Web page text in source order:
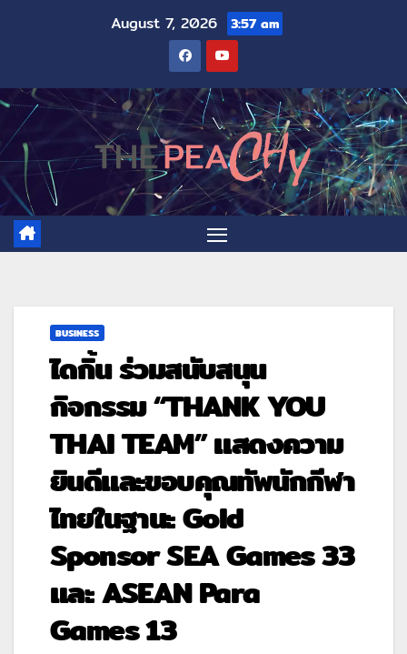
August 7, 2026 3:57 am
BUSINESS
ไดกิ้น ร่วมสนับสนุน
กิจกรรม “THANK YOU
THAI TEAM” แสดงความ
ยินดีและขอบคุณทัพนักกีฬา
ไทยในฐานะ Gold
Sponsor SEA Games 33
และ ASEAN Para
Games 13